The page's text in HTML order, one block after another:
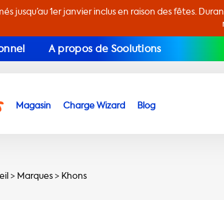
jusqu’au 1er janvier inclus en raison des fêtes.
A propos de Soolutions
Magasin Charge Wizard Blog
> Marques> Khons